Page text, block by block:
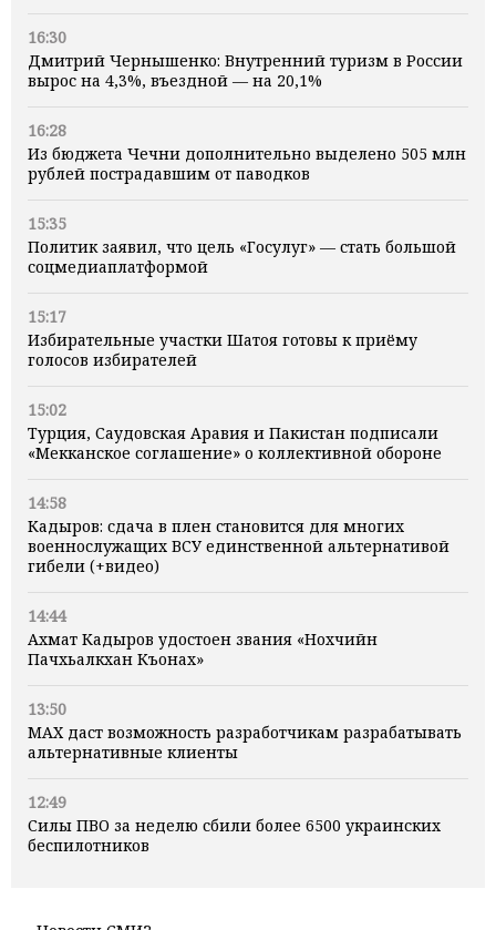
16:30
Дмитрий Чернышенко: Внутренний туризм в России
вырос на 4,3%, въездной — на 20,1%
16:28
Из бюджета Чечни дополнительно выделено 505 млн
рублей пострадавшим от паводков
15:35
Политик заявил, что цель «Госулуг» — стать большой
соцмедиаплатформой
15:17
Избирательные участки Шатоя готовы к приёму
голосов избирателей
15:02
Турция, Саудовская Аравия и Пакистан подписали
«Мекканское соглашение» о коллективной обороне
14:58
Кадыров: сдача в плен становится для многих
военнослужащих ВСУ единственной альтернативой
гибели (+видео)
14:44
Ахмат Кадыров удостоен звания «Нохчийн
Пачхьалкхан Къонах»
13:50
MAX даст возможность разработчикам разрабатывать
альтернативные клиенты
12:49
Силы ПВО за неделю сбили более 6500 украинских
беспилотников